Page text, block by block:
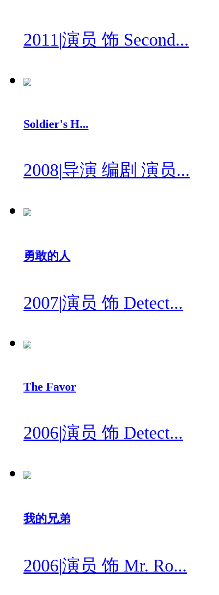
2011|演员 饰 Second...
Soldier's H...
2008|导演 编剧 演员...
勇敢的人
2007|演员 饰 Detect...
The Favor
2006|演员 饰 Detect...
我的兄弟
2006|演员 饰 Mr. Ro...